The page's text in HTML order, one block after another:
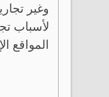
وغير
لأسباب
المواقع